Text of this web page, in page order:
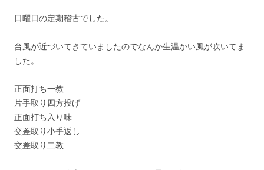
日曜日の定期稽古でした。
台風が近づいてきていましたのでなんか生温かい風が吹いてま
した。
正面打ち一教
片手取り四方投げ
正面打ち入り味
交差取り小手返し
交差取り二教